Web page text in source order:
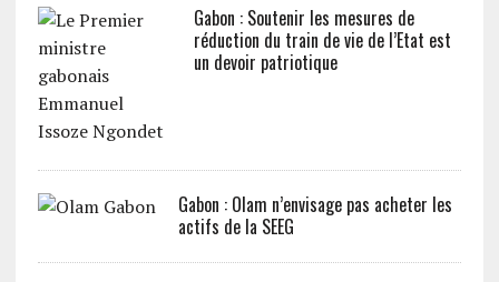
Gabon : Soutenir les mesures de
réduction du train de vie de l’Etat est
un devoir patriotique
Gabon : Olam n’envisage pas acheter les
actifs de la SEEG